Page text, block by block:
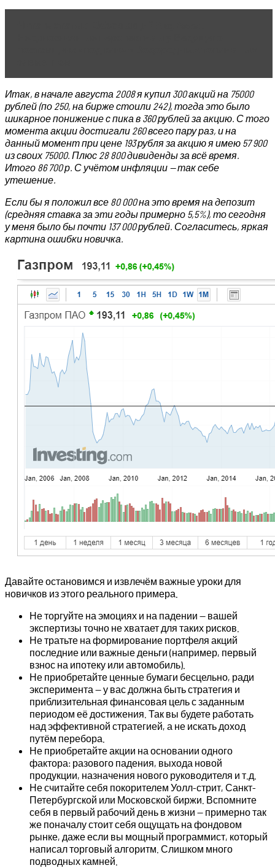
Итак, в начале августа 2008 я купил 300 акций на 75000
рублей (по 250, на бирже стоили 242), тогда это было
шикарное понижение с пика в 360 рублей за акцию. С того
момента акции достигали 260 всего пару раз, и на
данный момент при цене 193 рубля за акцию я имею 57 900
из своих 75000. Плюс 28 800 дивиденды за всё время.
Итого 86 700 р. С учётом инфляции — так себе
утешение.
Если бы я положил все 80 000 на это время на депозит
(средняя ставка за эти годы примерно 5,5%), то сегодня
у меня было бы почти 137 000 рублей. Согласитесь, яркая
картина ошибки новичка.
Давайте остановимся и извлечём важные уроки для
новичков из этого реального примера.
Не торгуйте на эмоциях и на падении — вашей
экспертизы точно не хватает для таких рисков.
Не тратьте на формирование портфеля акций
последние или важные деньги (например, первый
взнос на ипотеку или автомобиль).
Не приобретайте ценные бумаги бесцельно, ради
эксперимента — у вас должна быть стратегия и
приблизительная финансовая цель с заданным
периодом её достижения. Так вы будете работать
над эффективной стратегией, а не искать доход
путём перебора.
Не приобретайте акции на основании одного
фактора: разового падения, выхода новой
продукции, назначения нового руководителя и т.д.
Не считайте себя покорителем Уолл-стрит, Санкт-
Петербургской или Московской биржи. Вспомните
себя в первый рабочий день в жизни — примерно так
же поначалу стоит себя ощущать на фондовом
рынке, даже если вы мощный программист, который
написал торговый алгоритм. Слишком много
подводных камней.